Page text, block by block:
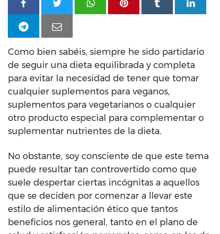
Como bien sabéis, siempre he sido partidario
de seguir una dieta equilibrada y completa
para evitar la necesidad de tener que tomar
cualquier suplementos para veganos,
suplementos para vegetarianos o cualquier
otro producto especial para complementar o
suplementar nutrientes de la dieta.
No obstante, soy consciente de que este tema
puede resultar tan controvertido como que
suele despertar ciertas incógnitas a aquellos
que se deciden por comenzar a llevar este
estilo de alimentación ético que tantos
beneficios nos general, tanto en el plano de